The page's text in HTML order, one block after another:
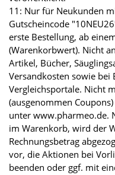
11: Nur für Neukunden
Gutscheincode
erste Bestellung, ab
(Warenkorbwert). Nicht
Artikel, Bücher,
Versandkosten sowie bei
Vergleichsportale. Nicht
(ausgenommen
unter www.pharmeo.de.
im Warenkorb, wird der
Rechnungsbetrag
vor, die Aktionen bei
beenden oder ggf. mit